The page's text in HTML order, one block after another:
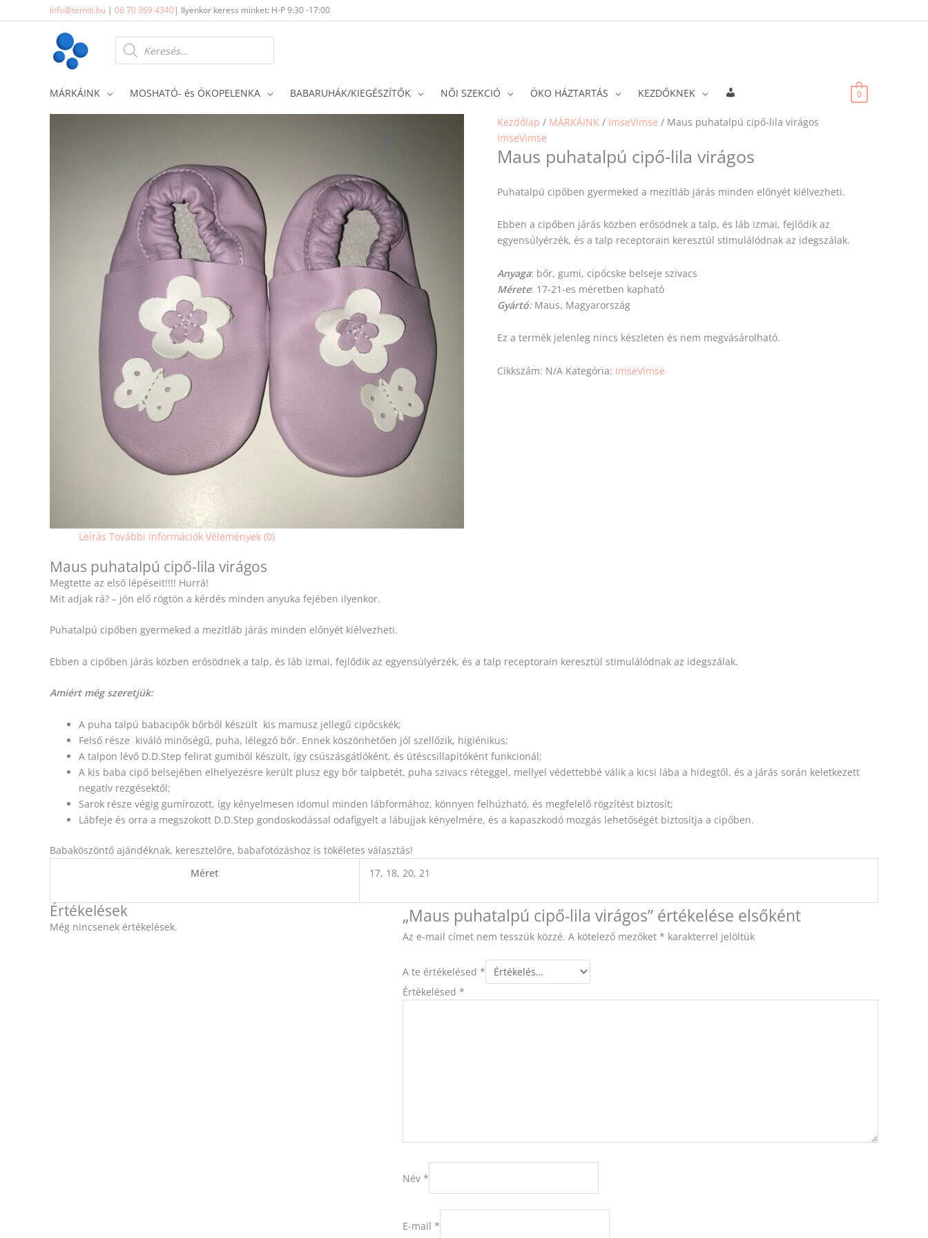
to
info@temiti.hu | 06 70 369 4340| Ilyenkor keress minket: H-P 9:30 -17:00
Products
search
MÁRKÁINK MOSHATÓ- és ÖKOPELENKA BABARUHÁK/KIEGÉSZÍTŐK NŐI SZEKCIÓ ÖKO HÁZTARTÁS KEZDŐKNEK 0
Kezdőlap / MÁRKÁINK / ImseVimse / Maus puhatalpú cipő-lila virágos
ImseVimse
Maus puhatalpú cipő-lila virágos
Puhatalpú cipőben gyermeked a mezítláb járás minden előnyét kiélvezheti.
Ebben a cipőben járás közben erősödnek a talp, és láb izmai, fejlődik az
egyensúlyérzék, és a talp receptorain keresztül stimulálódnak az idegszálak.
Anyaga: bőr, gumi, cipőcske belseje szivacs
Mérete: 17-21-es méretben kapható
Gyártó: Maus, Magyarország
Ez a termék jelenleg nincs készleten és nem megvásárolható.
Cikkszám: N/A Kategória: ImseVimse
Leírás További információk Vélemények (0)
Maus puhatalpú cipő-lila virágos
Megtette az első lépéseit!!!! Hurrá!
Mit adjak rá? – jön elő rögtön a kérdés minden anyuka fejében ilyenkor.
Puhatalpú cipőben gyermeked a mezítláb járás minden előnyét kiélvezheti.
Ebben a cipőben járás közben erősödnek a talp, és láb izmai, fejlődik az egyensúlyérzék, és a talp receptorain keresztül stimulálódnak az idegszálak.
Amiért még szeretjük:
A puha talpú babacipők bőrből készült kis mamusz jellegű cipőcskék;
Felső része kiváló minőségű, puha, lélegző bőr. Ennek köszönhetően jól szellőzik, higiénikus;
A talpon lévő D.D.Step felirat gumiból készült, így csúszásgátlóként, és ütéscsillapítóként funkcionál;
A kis baba cipő belsejében elhelyezésre került plusz egy bőr talpbetét, puha szivacs réteggel, mellyel védettebbé válik a kicsi lába a hidegtől, és a járás során keletkezett
negatív rezgésektől;
Sarok része végig gumírozott, így kényelmesen idomul minden lábformához, könnyen felhúzható, és megfelelő rögzítést biztosít;
Lábfeje és orra a megszokott D.D.Step gondoskodással odafigyelt a lábujjak kényelmére, és a kapaszkodó mozgás lehetőségét biztosítja a cipőben.
Babaköszöntő ajándéknak, keresztelőre, babafotózáshoz is tökéletes választás!
Méret
17, 18, 20, 21
Értékelések
Még nincsenek értékelések.
„Maus puhatalpú cipő-lila virágos” értékelése elsőként
Az e-mail címet nem tesszük közzé. A kötelező mezőket * karakterrel jelöltük
A te értékelésed *
Értékelésed *
Név *
E-mail *